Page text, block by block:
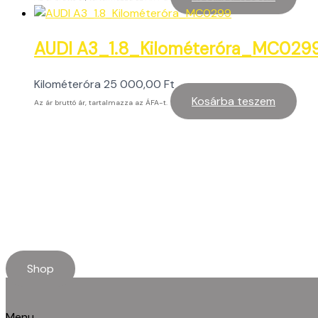
AUDI
Kilométeróra 25 000,00 Ft
Az ár bruttó ár, tartalmazza az ÁFA-t. Kosárba teszem
Shop